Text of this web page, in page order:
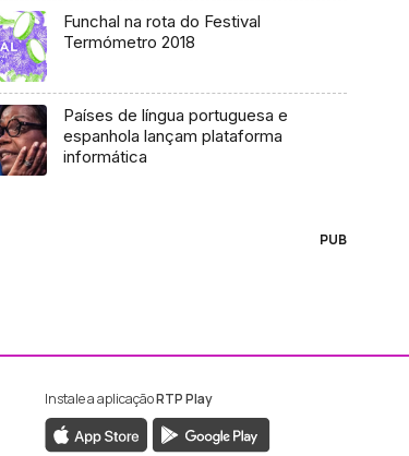
Funchal na rota do Festival
Termómetro 2018
Países de língua portuguesa e
espanhola lançam plataforma
informática
PUB
RTP Madeira
da RTP Madeira
Instale a aplicaçãoRTP Play